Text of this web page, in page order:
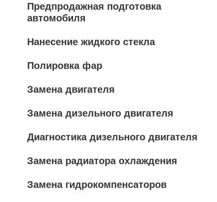
Предпродажная подготовка
автомобиля
Нанесение жидкого стекла
Полировка фар
Замена двигателя
Замена дизельного двигателя
Диагностика дизельного двигателя
Замена радиатора охлаждения
Замена гидрокомпенсаторов